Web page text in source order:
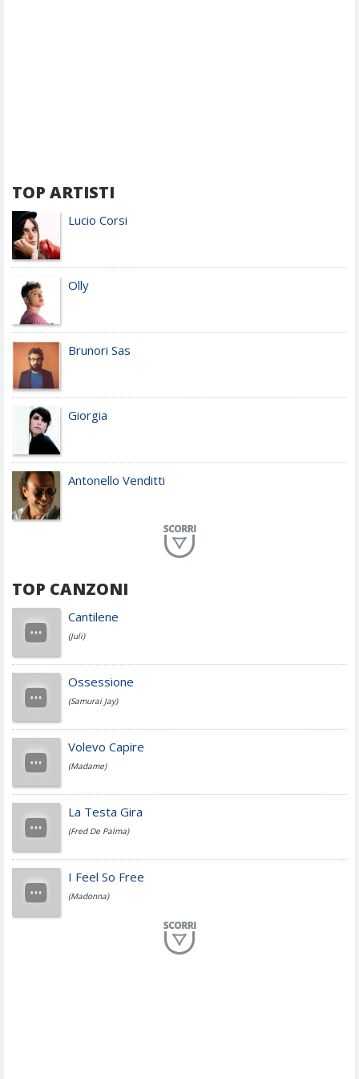
TOP ARTISTI
Lucio Corsi
Olly
Brunori Sas
Giorgia
Antonello Venditti
Achille Lauro
Cesare Cremonini
Jovanotti
Fedez
Simone Cristicchi
TOP CANZONI
Cantilene
(Juli)
Ossessione
(Samurai Jay)
Volevo Capire
(Madame)
La Testa Gira
(Fred De Palma)
I Feel So Free
(Madonna)